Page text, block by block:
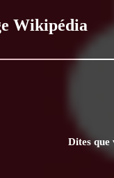
Wikipédia
Dites que